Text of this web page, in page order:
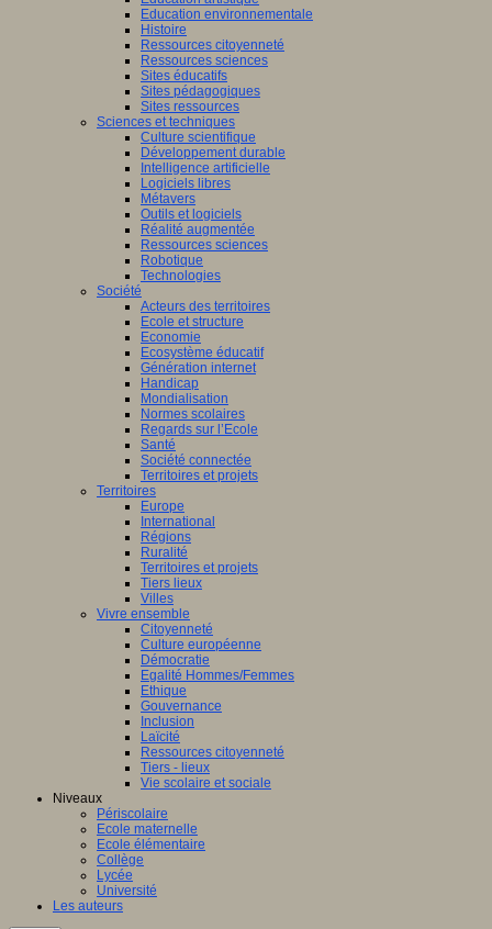
Education environnementale
Histoire
Ressources citoyenneté
Ressources sciences
Sites éducatifs
Sites pédagogiques
Sites ressources
Sciences et techniques
Culture scientifique
Développement durable
Intelligence artificielle
Logiciels libres
Métavers
Outils et logiciels
Réalité augmentée
Ressources sciences
Robotique
Technologies
Société
Acteurs des territoires
Ecole et structure
Economie
Ecosystème éducatif
Génération internet
Handicap
Mondialisation
Normes scolaires
Regards sur l’Ecole
Santé
Société connectée
Territoires et projets
Territoires
Europe
International
Régions
Ruralité
Territoires et projets
Tiers lieux
Villes
Vivre ensemble
Citoyenneté
Culture européenne
Démocratie
Egalité Hommes/Femmes
Ethique
Gouvernance
Inclusion
Laïcité
Ressources citoyenneté
Tiers - lieux
Vie scolaire et sociale
Niveaux
Périscolaire
Ecole maternelle
Ecole élémentaire
Collège
Lycée
Université
Les auteurs